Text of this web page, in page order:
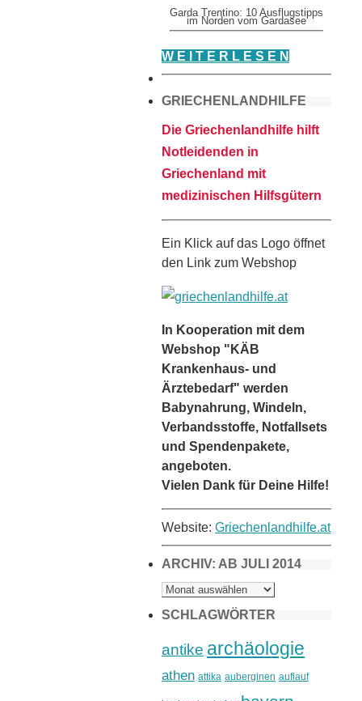
Garda Trentino: 10 Ausflugstipps
im Norden vom Gardasee
W E I T E R L E S E N
GRIECHENLANDHILFE
Die Griechenlandhilfe hilft
Notleidenden in
Griechenland mit
medizinischen Hilfsgütern
Ein Klick auf das Logo öffnet
den Link zum Webshop
In Kooperation mit dem
Webshop "KÄB
Krankenhaus- und
Ärztebedarf" werden
Babynahrung, Windeln,
Verbandsstoffe, Notfallsets
und Spendenpakete,
angeboten.
Vielen Dank für Deine Hilfe!
Website: Griechenlandhilfe.at
ARCHIV: AB JULI 2014
ARCHIV:
AB
2014
SCHLAGWÖRTER
antike archäologie
athen attika auberginen auflauf